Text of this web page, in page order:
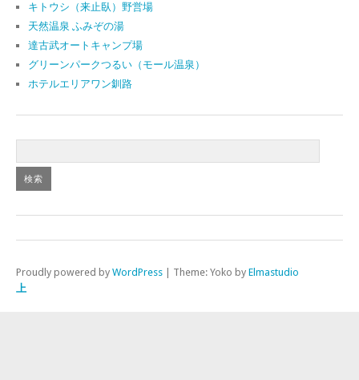
キトウシ（来止臥）野営場
天然温泉 ふみぞの湯
達古武オートキャンプ場
グリーンパークつるい（モール温泉）
ホテルエリアワン釧路
Proudly powered by WordPress Theme: Yoko by Elmastudio
上